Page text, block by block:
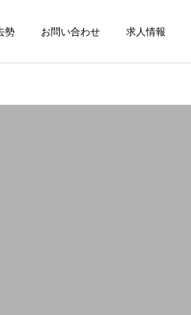
勢 お問い合わせ 求人情報
詳細を見る